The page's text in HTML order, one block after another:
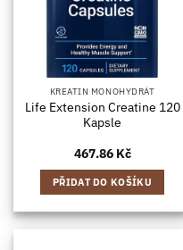
KREATIN MONOHYDRÁT
Life Extension Creatine 120
Kapsle
467.86 Kč
PŘIDAT DO KOŠÍKU